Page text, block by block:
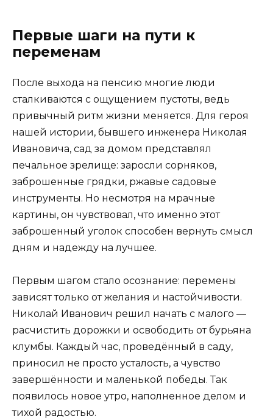
Первые шаги на пути к
переменам
После выхода на пенсию многие люди
сталкиваются с ощущением пустоты, ведь
привычный ритм жизни меняется. Для героя
нашей истории, бывшего инженера Николая
Ивановича, сад за домом представлял
печальное зрелище: заросли сорняков,
заброшенные грядки, ржавые садовые
инструменты. Но несмотря на мрачные
картины, он чувствовал, что именно этот
заброшенный уголок способен вернуть смысл
дням и надежду на лучшее.
Первым шагом стало осознание: перемены
зависят только от желания и настойчивости.
Николай Иванович решил начать с малого —
расчистить дорожки и освободить от бурьяна
клумбы. Каждый час, проведённый в саду,
приносил не просто усталость, а чувство
завершённости и маленькой победы. Так
появилось новое утро, наполненное делом и
тихой радостью.